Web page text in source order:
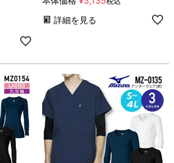
詳細を見る